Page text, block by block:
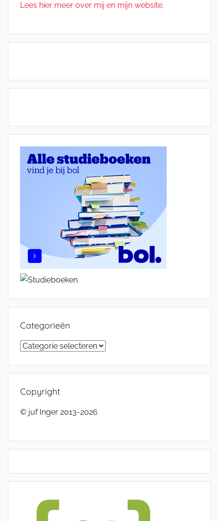
Lees hier meer over mij en mijn website.
Categorieën
Categorieën
Copyright
© juf Inger 2013-2026